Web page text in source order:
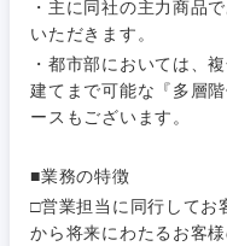
・主に同社の主力商品
いただきます。
・都市部においては、
建てまで可能な『多層
ースもございます。
■業務の特徴
□営業担当に同行してお
から将来にわたるお客
ご希望の職種
ご希望の職種
ご希望の業界
ご希望の勤務
ご希望条件